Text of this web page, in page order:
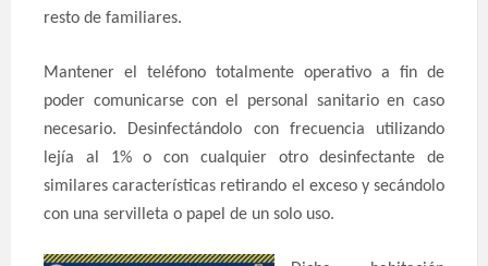
resto de familiares.
Mantener el teléfono totalmente operativo a fin de
poder comunicarse con el personal sanitario en caso
necesario. Desinfectándolo con frecuencia utilizando
lejía al 1% o con cualquier otro desinfectante de
similares características retirando el exceso y secándolo
con una servilleta o papel de un solo uso.